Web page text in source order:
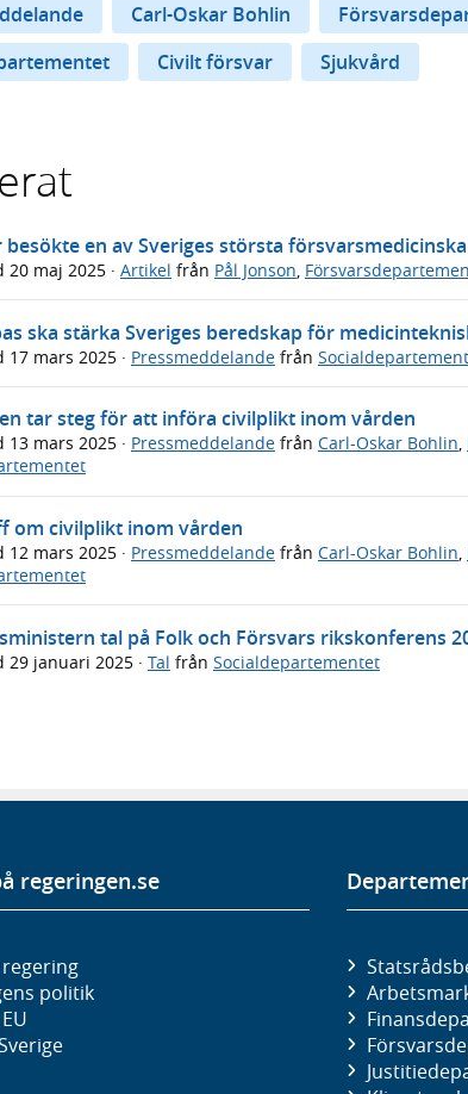
Carl-Oskar Bohlin
Civilt försvar Sjukvård
en av Sveriges största
20 maj 2025 · Artikel från Pål Jonson,
ska stärka Sveriges beredskap för
17 mars 2025 · Pressmeddelande från
tar steg för att införa civilplikt inom vården
13 mars 2025 · Pressmeddelande från Carl-Oskar Bohlin,
om civilplikt inom vården
12 mars 2025 · Pressmeddelande från Carl-Oskar Bohlin,
tal på Folk och Försvars rikskonferens
29 januari 2025 · Tal från Socialdepartementet
regeringen.se
politik